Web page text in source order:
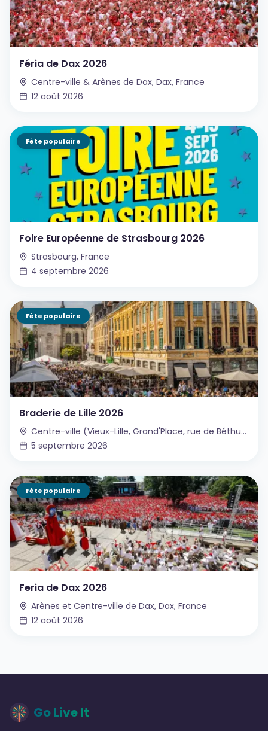
Féria de Dax 2026
Centre-ville & Arènes de Dax, Dax, France
12 août 2026
Fête populaire
Foire Européenne de Strasbourg 2026
Strasbourg, France
4 septembre 2026
Fête populaire
Braderie de Lille 2026
Centre-ville (Vieux-Lille, Grand'Place, rue de Béthune…), Lille, France
5 septembre 2026
Fête populaire
Feria de Dax 2026
Arènes et Centre-ville de Dax, Dax, France
12 août 2026
Go Live It